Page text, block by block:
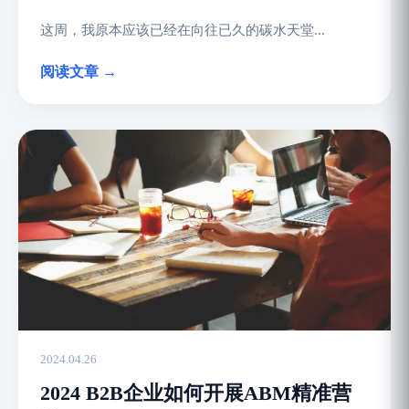
这周，我原本应该已经在向往已久的碳水天堂...
阅读文章 →
2024.04.26
2024 B2B企业如何开展ABM精准营